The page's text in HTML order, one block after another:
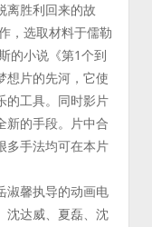
离胜利回来的故
，选取材料于儒勒
的小说《第1个到
想片的先河，它使
的工具。同时影片
新的手段。片中合
多手法均可在本片
淑馨执导的动画电
沈达威、夏磊、沈